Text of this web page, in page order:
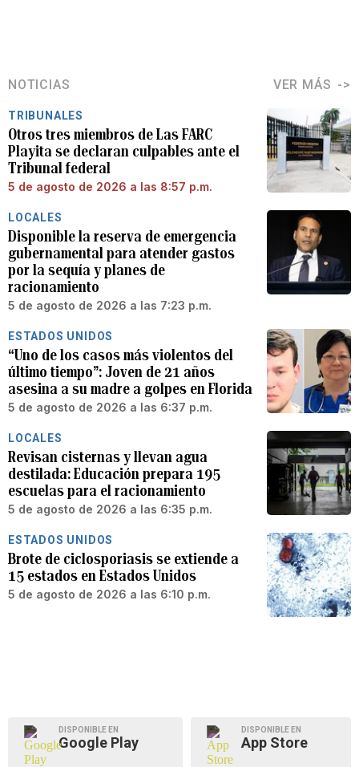
NOTICIAS VER MÁS
TRIBUNALES
Otros tres miembros de Las FARC
Playita se declaran culpables ante el
Tribunal federal
5 de agosto de 2026 a las 8:57 p.m.
LOCALES
Disponible la reserva de emergencia
gubernamental para atender gastos
por la sequía y planes de
racionamiento
5 de agosto de 2026 a las 7:23 p.m.
ESTADOS UNIDOS
“Uno de los casos más violentos del
último tiempo”: Joven de 21 años
asesina a su madre a golpes en Florida
5 de agosto de 2026 a las 6:37 p.m.
LOCALES
Revisan cisternas y llevan agua
destilada: Educación prepara 195
escuelas para el racionamiento
5 de agosto de 2026 a las 6:35 p.m.
ESTADOS UNIDOS
Brote de ciclosporiasis se extiende a
15 estados en Estados Unidos
5 de agosto de 2026 a las 6:10 p.m.
DISPONIBLE EN
Google Play
DISPONIBLE EN
App Store